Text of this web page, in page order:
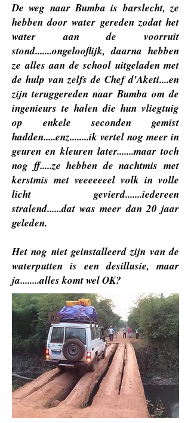
De weg naar Bumba is barslecht, ze
hebben door water gereden zodat het
water aan de voorruit
stond.......ongelooflijk, daarna hebben
ze alles aan de school uitgeladen met
de hulp van zelfs de Chef d'Aketi....en
zijn teruggereden naar Bumba om de
ingenieurs te halen die hun vliegtuig
op enkele seconden gemist
hadden.....enz........ik vertel nog meer in
geuren en kleuren later.......maar toch
nog ff.....ze hebben de nachtmis met
kerstmis met veeeeeeel volk in volle
licht gevierd.......iedereen
stralend......dat was meer dan 20 jaar
geleden.
Het nog niet geinstalleerd zijn van de
waterputten is een desillusie, maar
ja........alles komt wel OK?